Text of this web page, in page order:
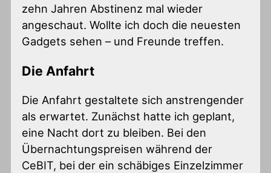
zehn Jahren Abstinenz mal wieder
angeschaut. Wollte ich doch die neuesten
Gadgets sehen – und Freunde treffen.
Die Anfahrt
Die Anfahrt gestaltete sich anstrengender
als erwartet. Zunächst hatte ich geplant,
eine Nacht dort zu bleiben. Bei den
Übernachtungspreisen während der
CeBIT, bei der ein schäbiges Einzelzimmer